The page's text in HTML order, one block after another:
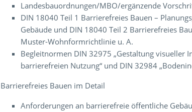
Landesbauordnungen/MBO/ergänzende
DIN 18040 Teil 1 Barrierefreies Bauen –
Gebäude und DIN 18040 Teil 2 Barrierefreies
Muster-Wohnformrichtlinie u. A.
Begleitnormen DIN 32975 „Gestaltung visueller
barrierefreien Nutzung“ und DIN 32984
Barrierefreies Bauen im Detail
Anforderungen an barrierefreie öffentliche